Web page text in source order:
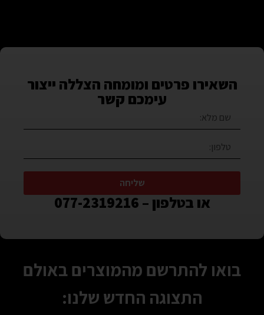
בואו להתרשם מהמוצרים באולם
התצוגה החדש שלנו:
השאירו פרטים ומומחה הצללה ייצור
עימכם קשר
שליחה
או בטלפון – 077-2319216